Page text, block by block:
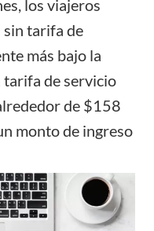
los viajeros
tarifa de
más bajo la
de servicio
de $158
monto de ingreso